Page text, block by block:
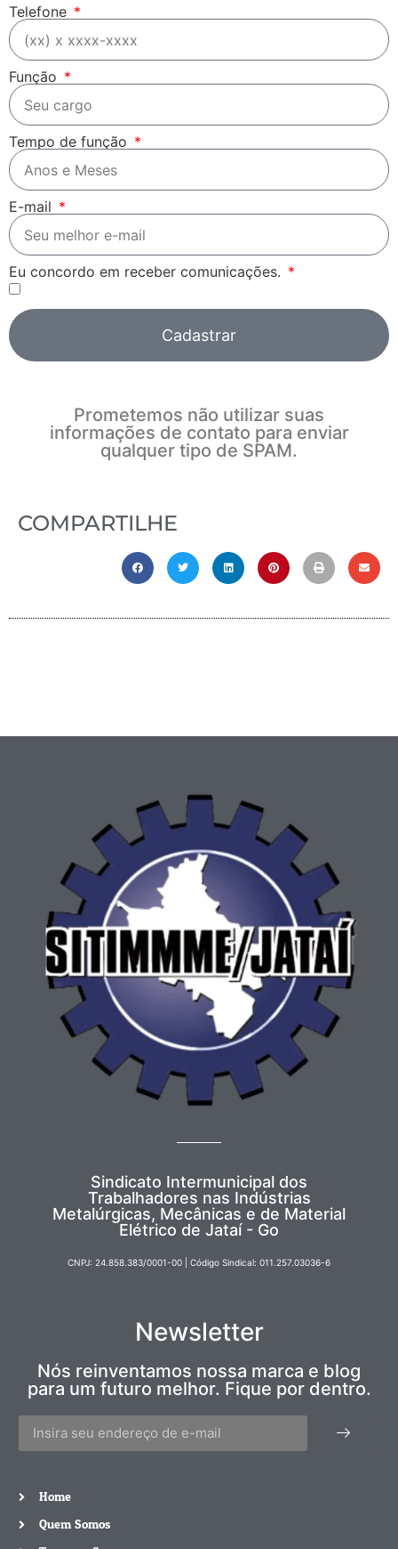
Telefone
Função
Tempo de função
E-mail
Eu concordo em receber comunicações.
Cadastrar
Prometemos não utilizar suas
informações de contato para enviar
qualquer tipo de SPAM.
COMPARTILHE
Newsletter
Nós reinventamos nossa marca e blog
para um futuro melhor. Fique por dentro.
Sindicato Intermunicipal dos
Trabalhadores nas Indústrias
Metalúrgicas, Mecânicas e de Material
Elétrico de Jataí - Go
CNPJ: 24.858.383/0001-00 | Código Sindical: 011.257.03036-6
Home
Quem Somos